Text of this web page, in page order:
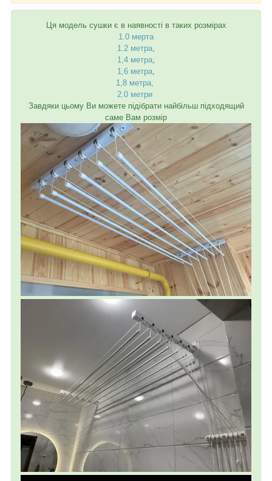
Ця модель сушки є в наявності в таких розмірах
1.0 мерта
1.2 метра,
1,4 метра,
1,6 метра,
1,8 метра,
2.0 метри
Завдяки цьому Ви можете підібрати найбільш підходящий
саме Вам розмір